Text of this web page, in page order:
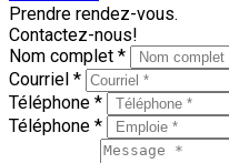
Prendre rendez-vous.
Contactez-nous!
Nom complet *
Courriel *
Téléphone *
Téléphone *